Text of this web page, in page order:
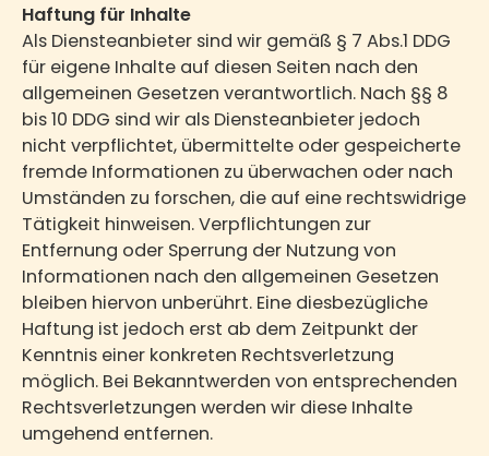
Haftung für Inhalte
Als Diensteanbieter sind wir gemäß § 7 Abs.1 DDG
für eigene Inhalte auf diesen Seiten nach den
allgemeinen Gesetzen verantwortlich. Nach §§ 8
bis 10 DDG sind wir als Diensteanbieter jedoch
nicht verpflichtet, übermittelte oder gespeicherte
fremde Informationen zu überwachen oder nach
Umständen zu forschen, die auf eine rechtswidrige
Tätigkeit hinweisen. Verpflichtungen zur
Entfernung oder Sperrung der Nutzung von
Informationen nach den allgemeinen Gesetzen
bleiben hiervon unberührt. Eine diesbezügliche
Haftung ist jedoch erst ab dem Zeitpunkt der
Kenntnis einer konkreten Rechtsverletzung
möglich. Bei Bekanntwerden von entsprechenden
Rechtsverletzungen werden wir diese Inhalte
umgehend entfernen.